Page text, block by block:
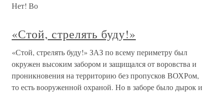
Нет! Во
«Стой, стрелять буду!»
«Стой, стрелять буду!» ЗАЗ по всему периметру был
окружен высоким забором и защищался от воровства и
проникновения на территорию без пропусков ВОХРом,
то есть вооруженной охраной. Но в заборе было дырок и